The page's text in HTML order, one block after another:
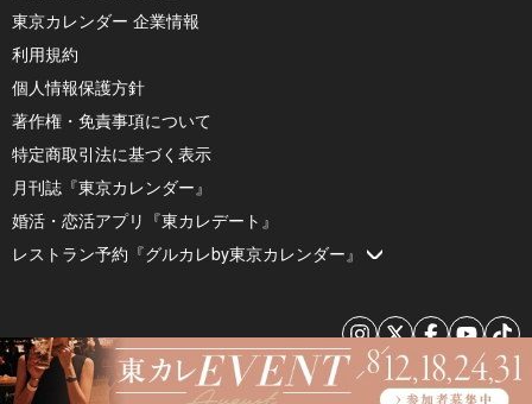
東京カレンダー 企業情報
利用規約
個人情報保護方針
著作権・免責事項について
特定商取引法に基づく表示
月刊誌『東京カレンダー』
婚活・恋活アプリ『東カレデート』
レストラン予約『グルカレby東京カレンダー』
© 2026 by Tokyo Calendar, Inc.